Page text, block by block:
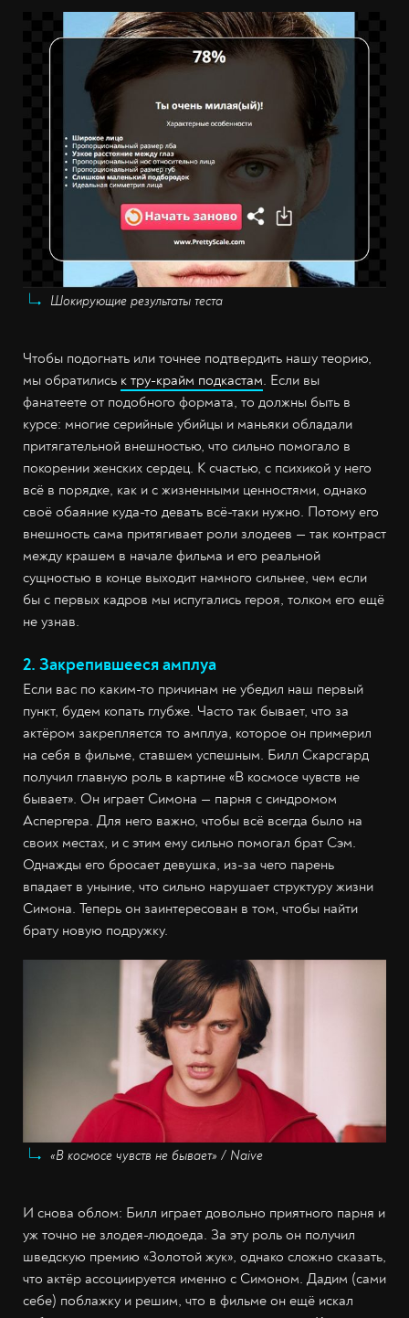
Шокирующие результаты теста
Чтобы подогнать или точнее подтвердить нашу теорию,
мы обратились к тру-крайм подкастам. Если вы
фанатеете от подобного формата, то должны быть в
курсе: многие серийные убийцы и маньяки обладали
притягательной внешностью, что сильно помогало в
покорении женских сердец. К счастью, с психикой у него
всё в порядке, как и с жизненными ценностями, однако
своё обаяние куда-то девать всё-таки нужно. Потому его
внешность сама притягивает роли злодеев — так контраст
между крашем в начале фильма и его реальной
сущностью в конце выходит намного сильнее, чем если
бы с первых кадров мы испугались героя, толком его ещё
не узнав.
2. Закрепившееся амплуа
Если вас по каким-то причинам не убедил наш первый
пункт, будем копать глубже. Часто так бывает, что за
актёром закрепляется то амплуа, которое он примерил
на себя в фильме, ставшем успешным. Билл Скарсгард
получил главную роль в картине «В космосе чувств не
бывает». Он играет Симона — парня с синдромом
Аспергера. Для него важно, чтобы всё всегда было на
своих местах, и с этим ему сильно помогал брат Сэм.
Однажды его бросает девушка, из-за чего парень
впадает в уныние, что сильно нарушает структуру жизни
Симона. Теперь он заинтересован в том, чтобы найти
брату новую подружку.
«В космосе чувств не бывает» / Naive
И снова облом: Билл играет довольно приятного парня и
уж точно не злодея-людоеда. За эту роль он получил
шведскую премию «Золотой жук», однако сложно сказать,
что актёр ассоциируется именно с Симоном. Дадим (сами
себе) поблажку и решим, что в фильме он ещё искал